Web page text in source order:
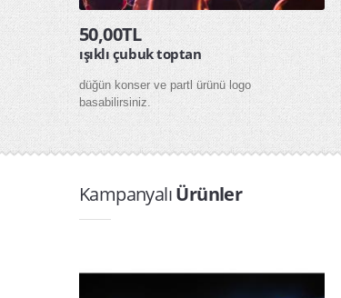
50,00TL
ışıklı çubuk toptan
düğün konser ve partl ürünü logo
basabilirsiniz.
KampanyalıÜrünler